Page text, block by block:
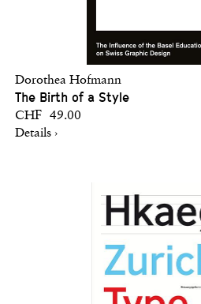
Dorothea Hofmann
The Birth of a Style
CHF 49.00
Details ›